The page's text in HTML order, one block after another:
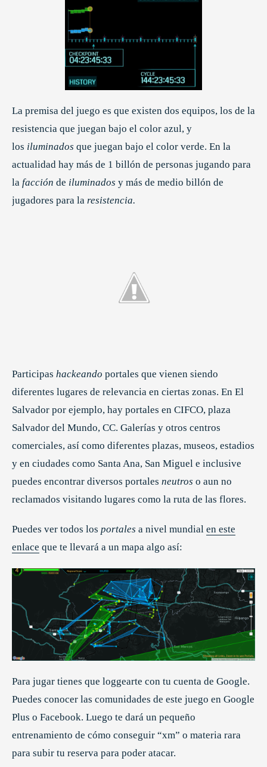
La premisa del juego es que existen dos equipos, los de la
resistencia que juegan bajo el color azul, y
los iluminados que juegan bajo el color verde. En la
actualidad hay más de 1 billón de personas jugando para
la facción de iluminados y más de medio billón de
jugadores para la resistencia.
Participas hackeando portales que vienen siendo
diferentes lugares de relevancia en ciertas zonas. En El
Salvador por ejemplo, hay portales en CIFCO, plaza
Salvador del Mundo, CC. Galerías y otros centros
comerciales, así como diferentes plazas, museos, estadios
y en ciudades como Santa Ana, San Miguel e inclusive
puedes encontrar diversos portales neutros o aun no
reclamados visitando lugares como la ruta de las flores.
Puedes ver todos los portales a nivel mundial en este
enlace que te llevará a un mapa algo así:
Para jugar tienes que loggearte con tu cuenta de Google.
Puedes conocer las comunidades de este juego en Google
Plus o Facebook. Luego te dará un pequeño
entrenamiento de cómo conseguir “xm” o materia rara
para subir tu reserva para poder atacar.